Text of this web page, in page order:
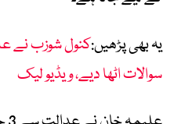
یہ بھی پڑھیں:کنول شوزب نے
سوالات اٹھا دیے، ویڈیو لیک